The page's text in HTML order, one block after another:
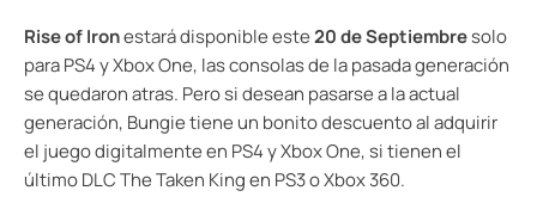
Rise of Ironestará disponible este20 de Septiembresolo
para PS4 y Xbox One, las consolas de la pasada generación
se quedaron atras. Pero si desean pasarse a la actual
generación, Bungie tiene un bonito descuento al adquirir
el juego digitalmente en PS4 y Xbox One, si tienen el
último DLC The Taken King en PS3 o Xbox 360.